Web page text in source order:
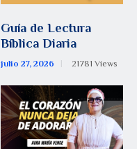
Guía de Lectura
Bíblica Diaria
julio 27, 2026 21781 Views